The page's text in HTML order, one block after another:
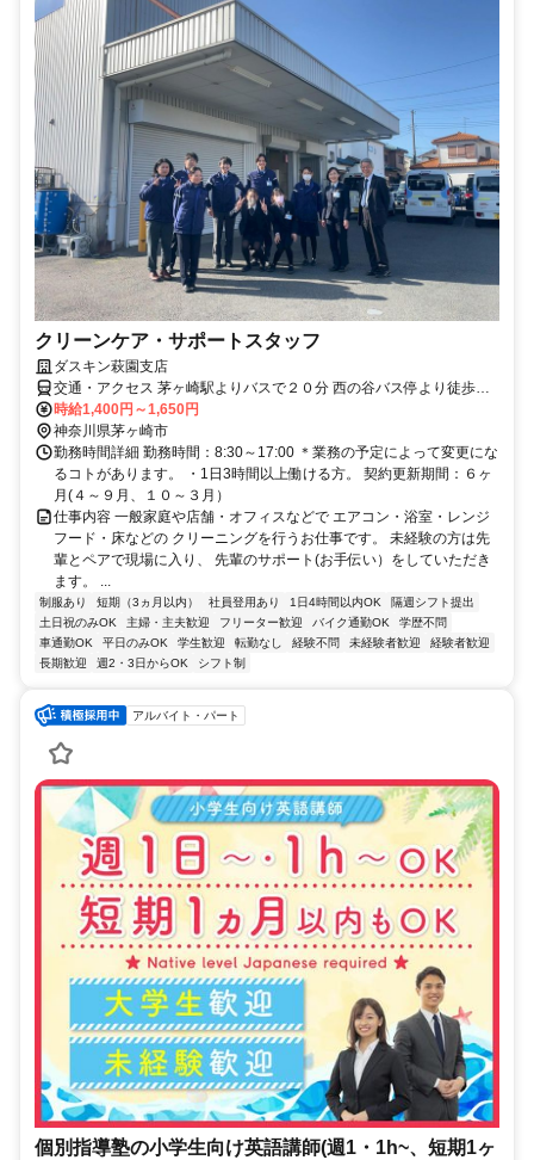
クリーンケア・サポートスタッフ
ダスキン萩園支店
交通・アクセス 茅ヶ崎駅よりバスで２０分 西の谷バス停より徒歩２
分
時給1,400円～1,650円
神奈川県茅ヶ崎市
勤務時間詳細 勤務時間：8:30～17:00 ＊業務の予定によって変更にな
るコトがあります。 ・1日3時間以上働ける方。 契約更新期間：６ヶ
月(４～９月、１０～３月）
仕事内容 一般家庭や店舗・オフィスなどで エアコン・浴室・レンジ
フード・床などの クリーニングを行うお仕事です。 未経験の方は先
輩とペアで現場に入り、 先輩のサポート(お手伝い）をしていただき
ます。 ...
制服あり 短期（3ヵ月以内） 社員登用あり 1日4時間以内OK
隔週シフト提出
土日祝のみOK
主婦・主夫歓迎 フリーター歓迎 バイク通勤OK
学歴不問
車通勤OK
平日のみOK 学生歓迎 転勤なし 経験不問 未経験者歓迎
経験者歓迎
長期歓迎
週2・3日からOK シフト制
アルバイト・パート
個別指導塾の小学生向け英語講師(週1・1h~、短期1ヶ